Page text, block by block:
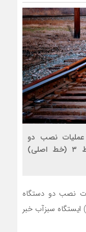
عملیات نصب دو
دستگاه سوزن بتنی در طرفین خط ۳ (خط اصلی)
نصب دو دستگاه
خط ۳ (خط اصلی) ایستگاه سبزآب خبر